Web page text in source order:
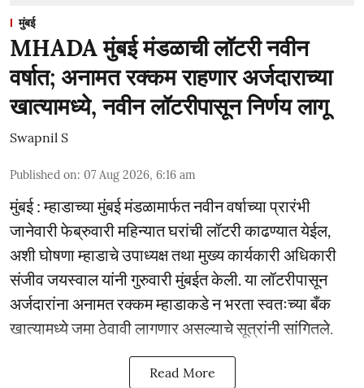
मुंबई
MHADA मुंबई मंडळाची लॉटरी नवीन
वर्षात; अनामत रक्कम राहणार अर्जदाराच्या
खात्यामध्ये, नवीन लॉटरीपासून निर्णय लागू
Swapnil S
Published on: 07 Aug 2026, 6:16 am
मुंबई : म्हाडाच्या मुंबई मंडळामार्फत नवीन वर्षाच्या प्रारंभी
जानेवारी फेब्रुवारी महिन्यात घरांची लॉटरी काढण्यात येईल,
अशी घोषणा म्हाडाचे उपाध्यक्ष तथा मुख्य कार्यकारी अधिकारी
संजीव जयस्वाल यांनी गुरुवारी मुंबईत केली. या लॉटरीपासून
अर्जदारांना अनामत रक्कम म्हाडाकडे न भरता स्वतःच्या बँक
खात्यामध्ये जमा ठेवावी लागणार असल्याचे सूत्रांनी सांगितले.
Read More